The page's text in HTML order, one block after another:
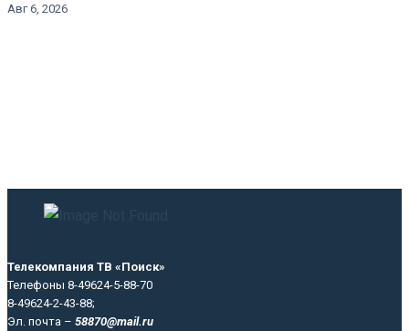
Авг 6, 2026
Телекомпания ТВ «Поиск»
Телефоны 8-49624-5-88-70
8-49624-2-43-88;
Эл. почта – 58870@mail.ru